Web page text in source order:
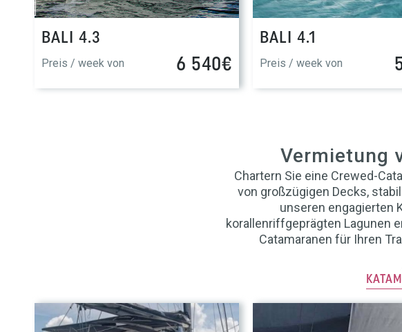
BALI 4.3
Preis / week von 6 540€
BALI 4.1
Preis / week von
Vermietung
Chartern Sie eine Crewed-
von großzügigen Decks,
unseren engagierten
korallenriffgeprägten Lagunen
Catamaranen für Ihren